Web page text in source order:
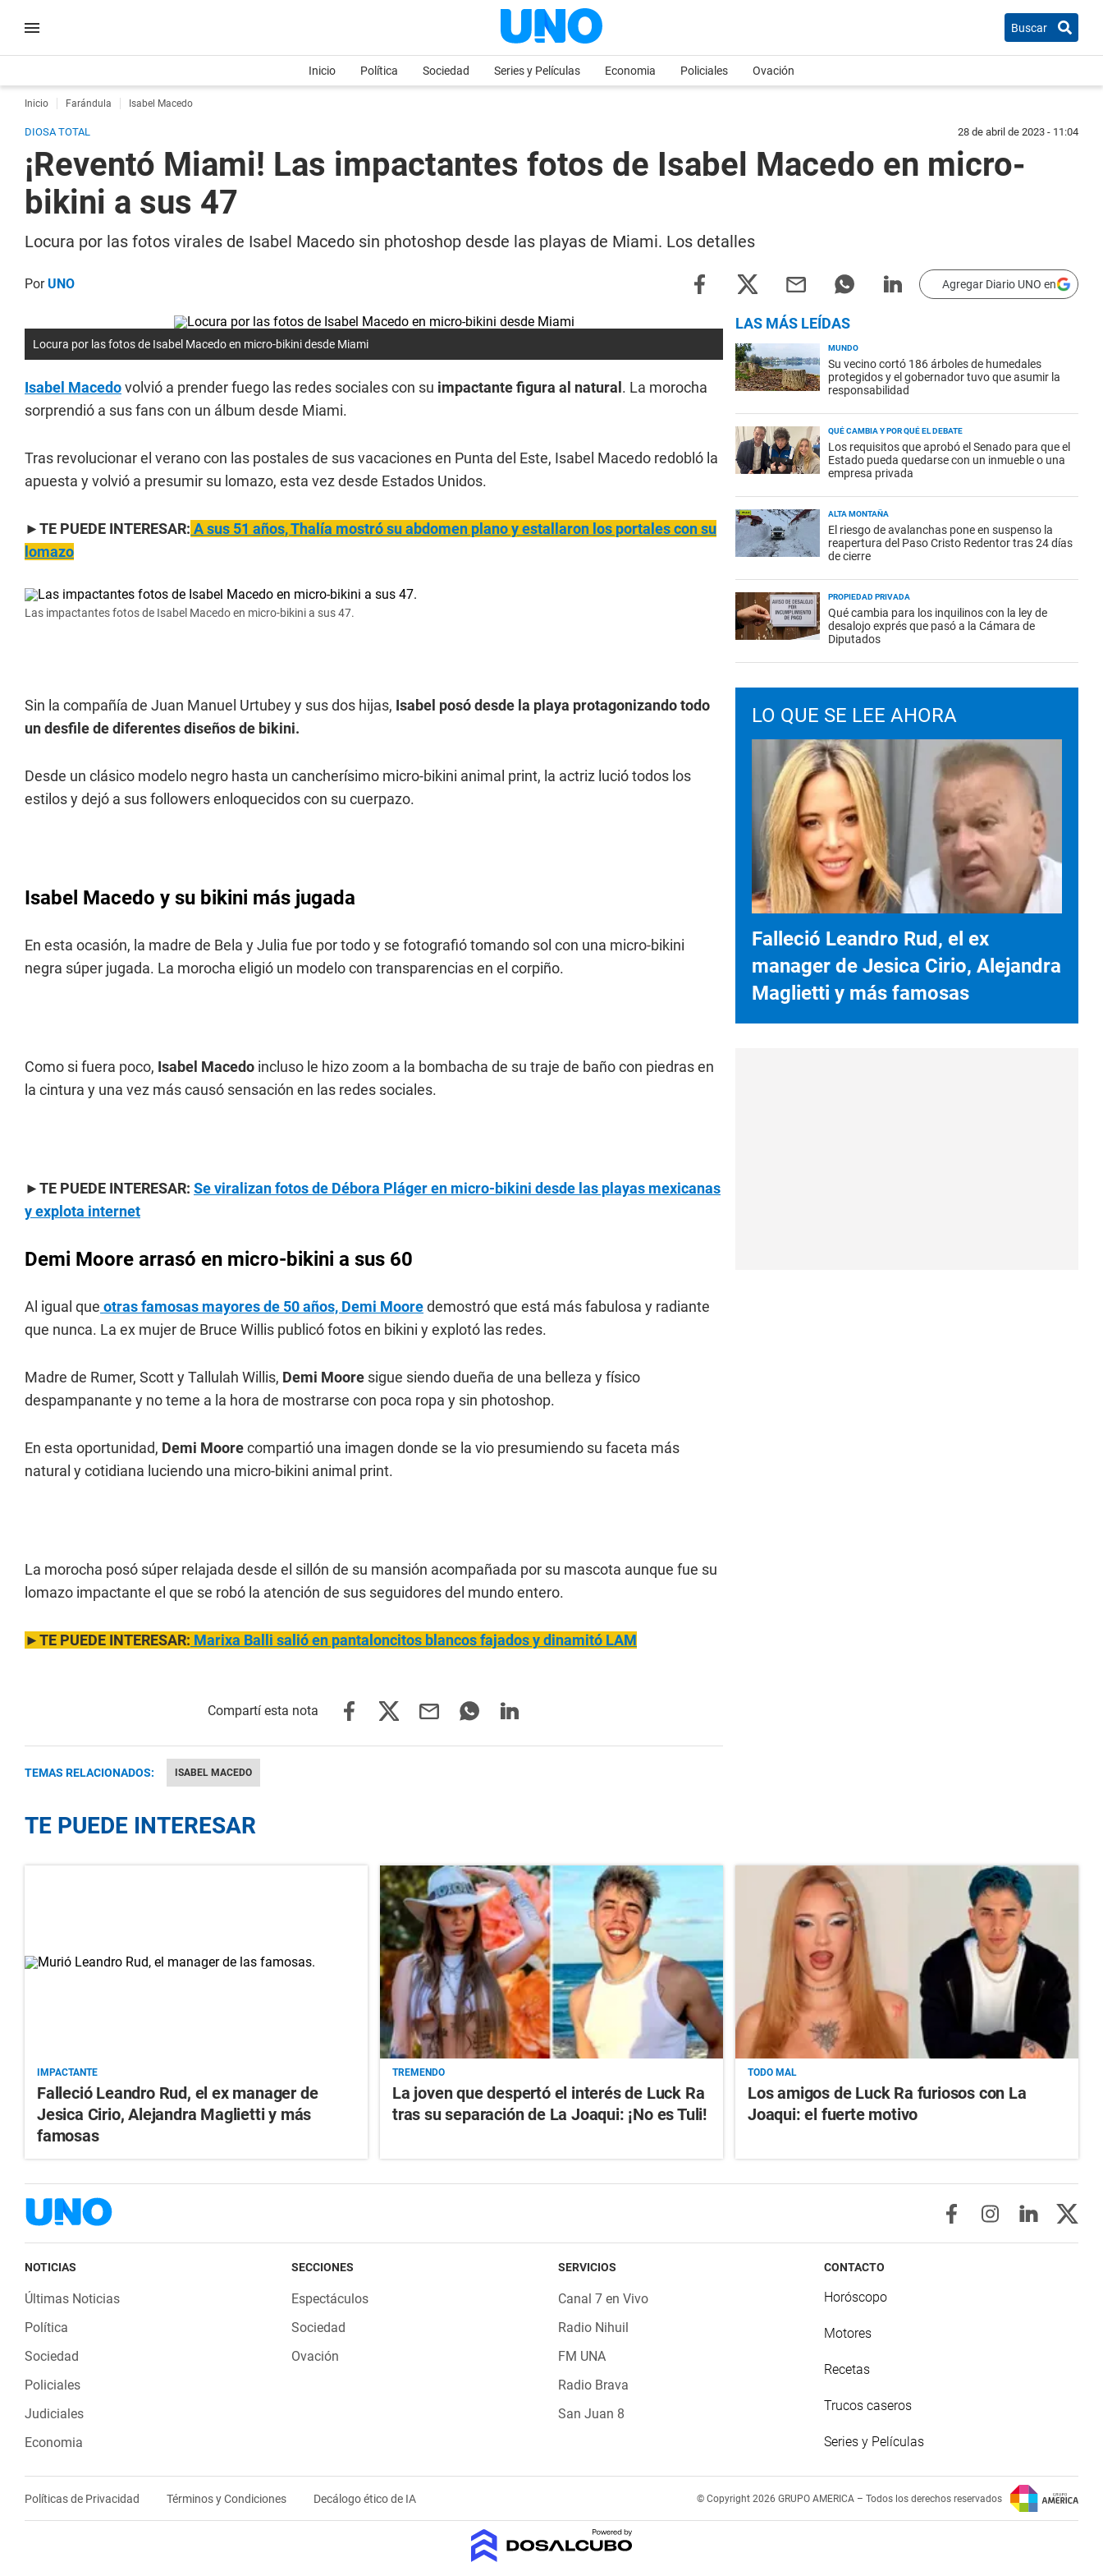
Buscar
Inicio Política Sociedad Series y Películas Economia Policiales Ovación
Inicio Farándula Isabel Macedo
DIOSA TOTAL 28 de abril de 2023 - 11:04
¡Reventó Miami! Las impactantes fotos de Isabel Macedo en micro-
bikini a sus 47
Locura por las fotos virales de Isabel Macedo sin photoshop desde las playas de Miami. Los detalles
PorUNO Agregar Diario UNO en
Locura por las fotos de Isabel Macedo en micro-bikini desde Miami
Isabel Macedovolvió a prender fuego las redes sociales con su impactante figura al natural . La morocha
sorprendió a sus fans con un álbum desde Miami.
Tras revolucionar el verano con las postales de sus vacaciones en Punta del Este, Isabel Macedo redobló la
apuesta y volvió a presumir su lomazo, esta vez desde Estados Unidos.
►TE PUEDE INTERESAR: A sus 51 años, Thalía mostró su abdomen plano y estallaron los portales con su
lomazo
Las impactantes fotos de Isabel Macedo en micro-bikini a sus 47.
Sin la compañía de Juan Manuel Urtubey y sus dos hijas, Isabel posó desde la playa protagonizando todo
un desfile de diferentes diseños de bikini.
Desde un clásico modelo negro hasta un cancherísimo micro-bikini animal print, la actriz lució todos los
estilos y dejó a sus followers enloquecidos con su cuerpazo.
Isabel Macedo y su bikini más jugada
En esta ocasión, la madre de Bela y Julia fue por todo y se fotografió tomando sol con una micro-bikini
negra súper jugada. La morocha eligió un modelo con transparencias en el corpiño.
Como si fuera poco, Isabel Macedo incluso le hizo zoom a la bombacha de su traje de baño con piedras en
la cintura y una vez más causó sensación en las redes sociales.
►TE PUEDE INTERESAR: Se viralizan fotos de Débora Pláger en micro-bikini desde las playas mexicanas
y explota internet
Demi Moore arrasó en micro-bikini a sus 60
Al igual que otras famosas mayores de 50 años, Demi Mooredemostró que está más fabulosa y radiante
que nunca. La ex mujer de Bruce Willis publicó fotos en bikini y explotó las redes.
Madre de Rumer, Scott y Tallulah Willis, Demi Moore sigue siendo dueña de una belleza y físico
despampanante y no teme a la hora de mostrarse con poca ropa y sin photoshop.
En esta oportunidad, Demi Moorecompartió una imagen donde se la vio presumiendo su faceta más
natural y cotidiana luciendo una micro-bikini animal print.
La morocha posó súper relajada desde el sillón de su mansión acompañada por su mascota aunque fue su
lomazo impactante el que se robó la atención de sus seguidores del mundo entero.
►TE PUEDE INTERESAR: Marixa Balli salió en pantaloncitos blancos fajados y dinamitó LAM
TEMAS RELACIONADOS: ISABEL MACEDO
LAS MÁS LEÍDAS
MUNDO
Su vecino cortó 186 árboles de humedales
protegidos y el gobernador tuvo que asumir la
responsabilidad
QUÉ CAMBIA Y POR QUÉ EL DEBATE
Los requisitos que aprobó el Senado para que el
Estado pueda quedarse con un inmueble o una
empresa privada
ALTA MONTAÑA
El riesgo de avalanchas pone en suspenso la
reapertura del Paso Cristo Redentor tras 24 días
de cierre
PROPIEDAD PRIVADA
Qué cambia para los inquilinos con la ley de
desalojo exprés que pasó a la Cámara de
Diputados
LO QUE SE LEE AHORA
Falleció Leandro Rud, el ex
manager de Jesica Cirio, Alejandra
Maglietti y más famosas
TE PUEDE INTERESAR
IMPACTANTE
Falleció Leandro Rud, el ex manager de
Jesica Cirio, Alejandra Maglietti y más
famosas
TREMENDO
La joven que despertó el interés de Luck Ra
tras su separación de La Joaqui: ¡No es Tuli!
TODO MAL
Los amigos de Luck Ra furiosos con La
Joaqui: el fuerte motivo
NOTICIAS
Últimas Noticias
Política
Sociedad
Policiales
Judiciales
Economia
SECCIONES
Espectáculos
Sociedad
Ovación
SERVICIOS
Canal 7 en Vivo
Radio Nihuil
FM UNA
Radio Brava
San Juan 8
CONTACTO
Horóscopo
Motores
Recetas
Trucos caseros
Series y Películas
Políticas de Privacidad Términos y Condiciones Decálogo ético de IA © Copyright 2026 GRUPO AMERICA – Todos los derechos reservados